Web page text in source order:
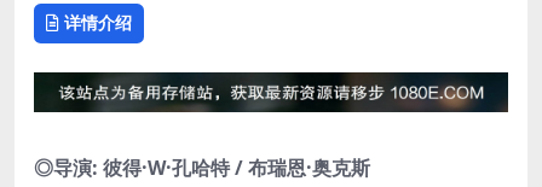
详情介绍
◎导演: 彼得·W·孔哈特 / 布瑞恩·奥克斯